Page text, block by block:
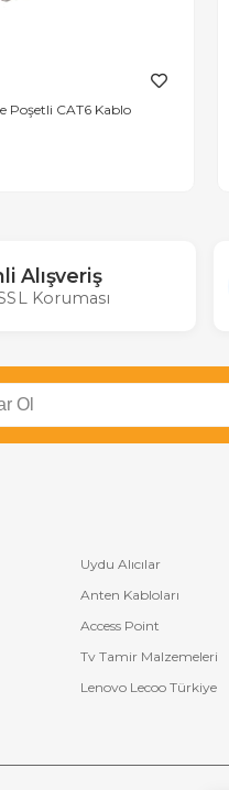
Poşetli CAT6 Kablo
Alışveriş
Koruması
Uydu Alıcılar
Anten Kabloları
Access Point
Tv Tamir Malzemeleri
Lenovo Lecoo Türkiye